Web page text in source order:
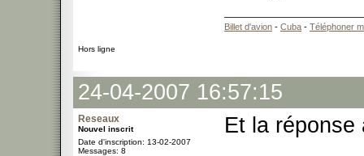
Billet d'avion - Cuba - Téléphoner
Hors ligne
24-04-2007 16:57:15
Reseaux
Nouvel inscrit
Date d'inscription: 13-02-2007
Messages: 8
Et la réponse